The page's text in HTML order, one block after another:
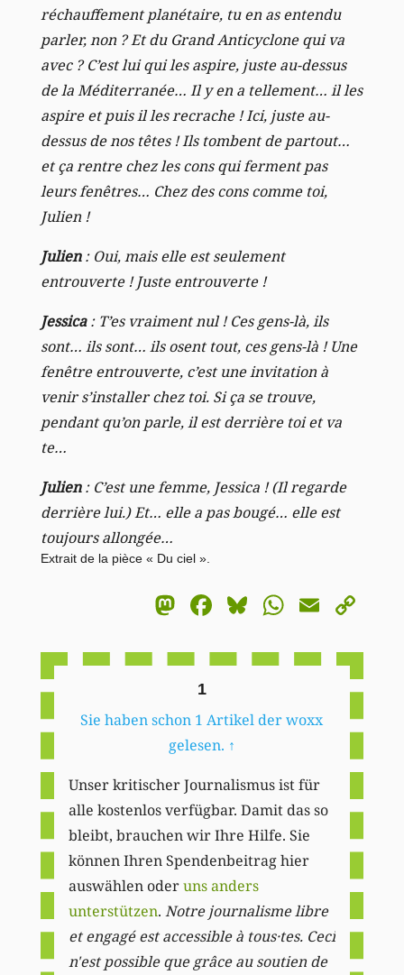
réchauffement planétaire, tu en as entendu
parler, non ? Et du Grand Anticyclone qui va
avec ? C’est lui qui les aspire, juste au-dessus
de la Méditerranée… Il y en a tellement… il les
aspire et puis il les recrache ! Ici, juste au-
dessus de nos têtes ! Ils tombent de partout…
et ça rentre chez les cons qui ferment pas
leurs fenêtres… Chez des cons comme toi,
Julien !
Julien: Oui, mais elle est seulement
entrouverte ! Juste entrouverte !
Jessica: T’es vraiment nul ! Ces gens-là, ils
sont… ils sont… ils osent tout, ces gens-là ! Une
fenêtre entrouverte, c’est une invitation à
venir s’installer chez toi. Si ça se trouve,
pendant qu’on parle, il est derrière toi et va
te…
Julien: C’est une femme, Jessica ! (Il regarde
derrière lui.) Et… elle a pas bougé… elle est
toujours allongée…
Extrait de la pièce « Du ciel ».
Mastodon
Facebook
BlueskyEmail
1
Sie haben schon 1 Artikel der woxx
gelesen. ↑
Unser kritischer Journalismus ist für
alle kostenlos verfügbar. Damit das so
bleibt, brauchen wir Ihre Hilfe. Sie
können Ihren Spendenbeitrag hier
auswählen oderuns anders
unterstützen. Notre journalisme libre
et engagé est accessible à tous·tes. Ceci
n'est possible que grâce au soutien de